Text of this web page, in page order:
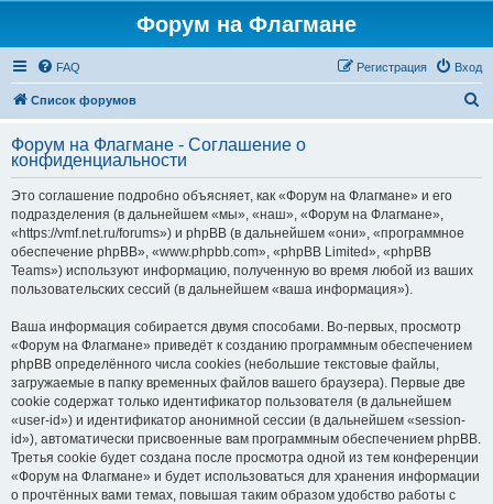
Форум на Флагмане
FAQ Вход
Регистрация
Список форумов
с
Форум на Флагмане - Соглашение о
конфиденциальности
Это соглашение подробно объясняет, как «Форум на Флагмане» и его
подразделения (в дальнейшем «мы», «наш», «Форум на Флагмане»,
«https://vmf.net.ru/forums») и phpBB (в дальнейшем «они», «программное
обеспечение phpBB», «www.phpbb.com», «phpBB Limited», «phpBB
Teams») используют информацию, полученную во время любой из ваших
пользовательских сессий (в дальнейшем «ваша информация»).
Ваша информация собирается двумя способами. Во-первых, просмотр
«Форум на Флагмане» приведёт к созданию программным обеспечением
phpBB определённого числа cookies (небольшие текстовые файлы,
загружаемые в папку временных файлов вашего браузера). Первые две
cookie содержат только идентификатор пользователя (в дальнейшем
«user-id») и идентификатор анонимной сессии (в дальнейшем «session-
id»), автоматически присвоенные вам программным обеспечением phpBB.
Третья cookie будет создана после просмотра одной из тем конференции
«Форум на Флагмане» и будет использоваться для хранения информации
о прочтённых вами темах, повышая таким образом удобство работы с